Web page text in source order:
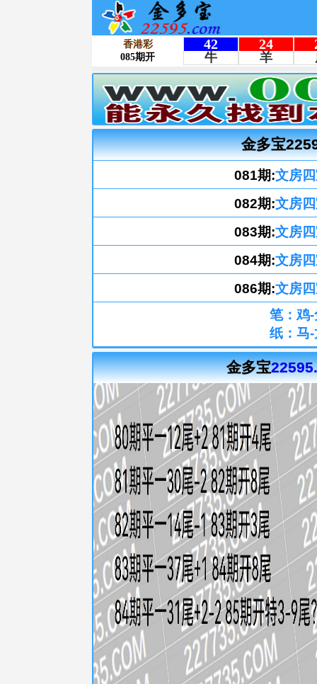
金多宝
081期:文房
082期:文房
083期:文房
084期:文房
086期:文房
笔：鸡-
纸：马-
金多宝